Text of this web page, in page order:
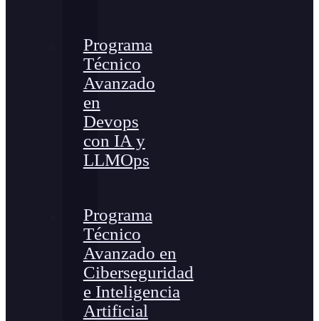
Programa
Técnico
Avanzado
en
Devops
con IA y
LLMOps
Programa
Técnico
Avanzado en
Ciberseguridad
e Inteligencia
Artificial